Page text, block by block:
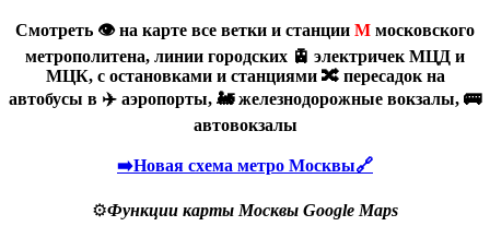
Смотреть 👁️ на карте все ветки и станции М московского
метрополитена, линии городских 🚊 электричек МЦД и
МЦК, с остановками и станциями 🔀 пересадок на
автобусы в ✈️ аэропорты, 🚂 железнодорожные вокзалы, 🚌
автовокзалы
➡️Новая схема метро Москвы🔗
⚙️Функции карты Москвы Google Maps